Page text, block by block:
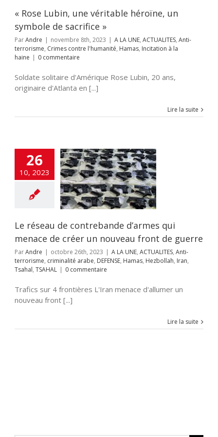
« Rose Lubin, une véritable héroïne, un
symbole de sacrifice »
ParAndre | novembre 8th, 2023 | A LA UNE, ACTUALITES, Anti-
terrorisme, Crimes contre l'humanité, Hamas, Incitation à la
haine | 0 commentaire
Soldate solitaire d'Amérique Rose Lubin, 20 ans,
originaire d'Atlanta en [...]
Lire la suite
26
10, 2023
réseau de
d’armes
de créer un
front de
ACTUALITES
Iran
Tsahal
TSAHAL
Le réseau de contrebande d’armes qui
menace de créer un nouveau front de guerre
ParAndre | octobre 26th, 2023 | A LA UNE, ACTUALITES, Anti-
terrorisme, criminalité arabe, DEFENSE, Hamas, Hezbollah, Iran,
Tsahal, TSAHAL | 0 commentaire
Trafics sur 4 frontières L'Iran menace d'allumer un
nouveau front [...]
Lire la suite